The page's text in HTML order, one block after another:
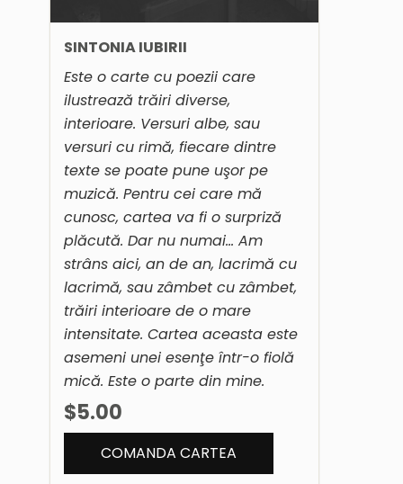
SINTONIA IUBIRII
Este o carte cu poezii care
ilustrează trăiri diverse,
interioare. Versuri albe, sau
versuri cu rimă, fiecare dintre
texte se poate pune uşor pe
muzică. Pentru cei care mă
cunosc, cartea va fi o surpriză
plăcută. Dar nu numai… Am
strâns aici, an de an, lacrimă cu
lacrimă, sau zâmbet cu zâmbet,
trăiri interioare de o mare
intensitate. Cartea aceasta este
asemeni unei esenţe într-o fiolă
mică. Este o parte din mine.
$5.00